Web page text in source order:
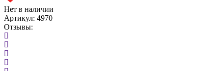
Нет в наличии
Артикул: 4970
Отзывы: